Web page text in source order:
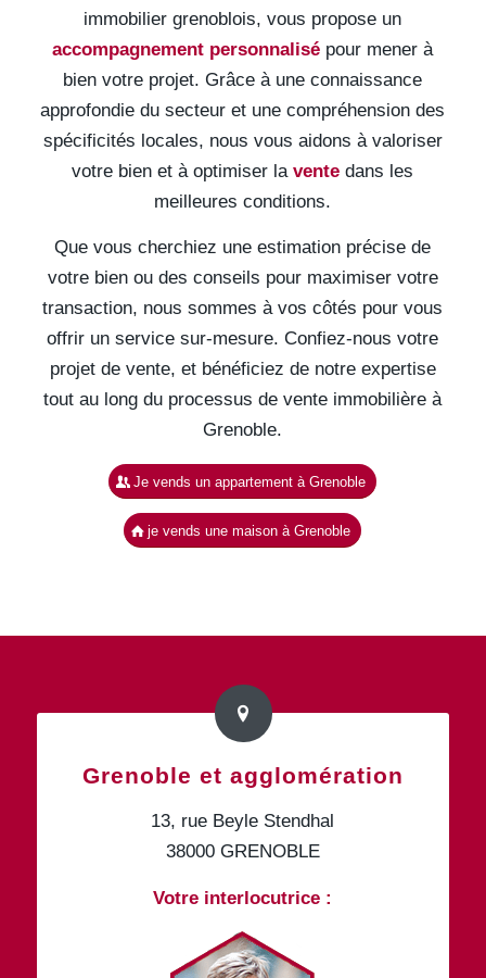
immobilier grenoblois, vous propose un
accompagnement personnalisé pour mener à
bien votre projet. Grâce à une connaissance
approfondie du secteur et une compréhension des
spécificités locales, nous vous aidons à valoriser
votre bien et à optimiser lavente dans les
meilleures conditions.
Que vous cherchiez une estimation précise de
votre bien ou des conseils pour maximiser votre
transaction, nous sommes à vos côtés pour vous
offrir un service sur-mesure. Confiez-nous votre
projet de vente, et bénéficiez de notre expertise
tout au long du processus de vente immobilière à
Grenoble.
Je vends un appartement à Grenoble
je vends une maison à Grenoble
Grenoble et agglomération
13, rue Beyle Stendhal
38000 GRENOBLE
Votre interlocutrice :